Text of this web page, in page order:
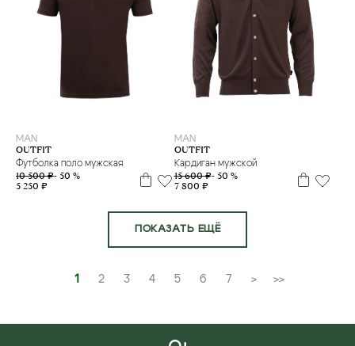
MAN
OUTFIT
Футболка поло мужская
10 500 ₽- 50 %
5 250 ₽
MAN
OUTFIT
Кардиган мужской
15 600 ₽- 50 %
7 800 ₽
ПОКАЗАТЬ ЕЩЁ
1 2 3 4 5 6 7 > >>